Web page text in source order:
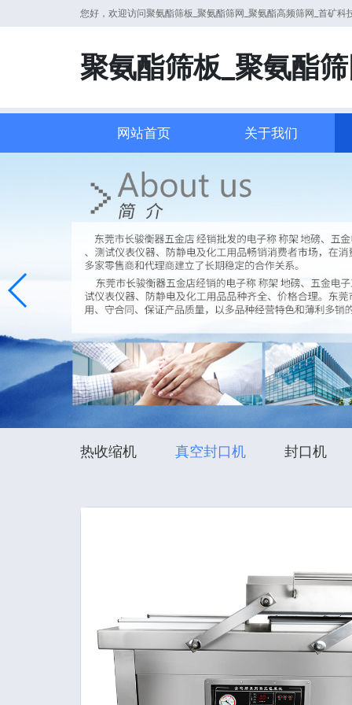
您好，欢迎访问聚氨酯筛板_聚氨酯筛网_聚氨酯高频筛网_首矿
聚氨酯筛板_聚氨酯
网站首页 关于我们
热收缩机 真空封口机 封口机